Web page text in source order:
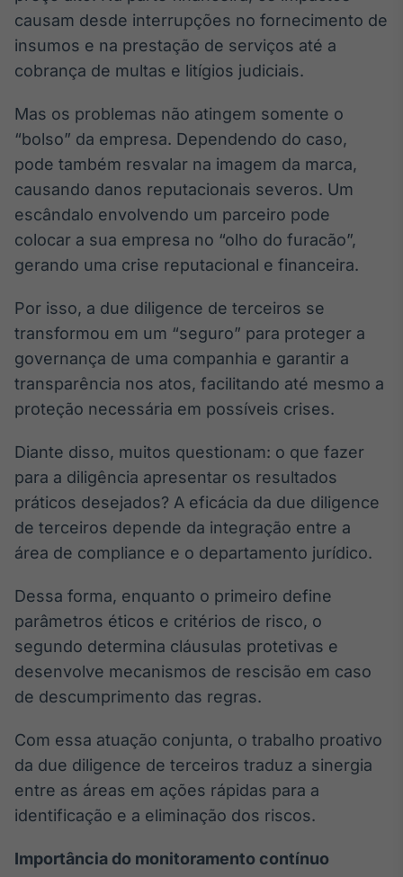
causam desde interrupções no fornecimento de
insumos e na prestação de serviços até a
cobrança de multas e litígios judiciais.
Mas os problemas não atingem somente o
“bolso” da empresa. Dependendo do caso,
pode também resvalar na imagem da marca,
causando danos reputacionais severos. Um
escândalo envolvendo um parceiro pode
colocar a sua empresa no “olho do furacão”,
gerando uma crise reputacional e financeira.
Por isso, a due diligence de terceiros se
transformou em um “seguro” para proteger a
governança de uma companhia e garantir a
transparência nos atos, facilitando até mesmo a
proteção necessária em possíveis crises.
Diante disso, muitos questionam: o que fazer
para a diligência apresentar os resultados
práticos desejados? A eficácia da due diligence
de terceiros depende da integração entre a
área de compliance e o departamento jurídico.
Dessa forma, enquanto o primeiro define
parâmetros éticos e critérios de risco, o
segundo determina cláusulas protetivas e
desenvolve mecanismos de rescisão em caso
de descumprimento das regras.
Com essa atuação conjunta, o trabalho proativo
da due diligence de terceiros traduz a sinergia
entre as áreas em ações rápidas para a
identificação e a eliminação dos riscos.
Importância do monitoramento contínuo